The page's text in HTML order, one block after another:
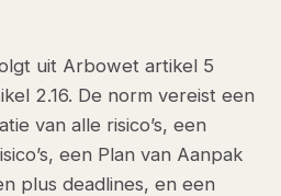
uit Arbowet artikel 5
2.16. De norm vereist een
van alle risico’s, een
een Plan van Aanpak
plus deadlines, en een